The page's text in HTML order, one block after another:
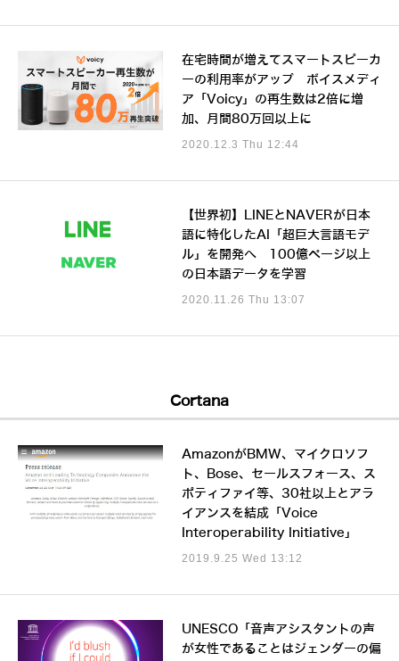
在宅時間が増えてスマートスピーカ
ーの利用率がアップ ボイスメディ
ア「Voicy」の再生数は2倍に増
加、月間80万回以上に
2020.12.3 Thu 12:44
【世界初】LINEとNAVERが日本
語に特化したAI「超巨大言語モデ
ル」を開発へ 100億ページ以上
の日本語データを学習
2020.11.26 Thu 13:07
Cortana
AmazonがBMW、マイクロソフ
ト、Bose、セールスフォース、ス
ポティファイ等、30社以上とアラ
イアンスを結成「Voice
Interoperability Initiative」
2019.9.25 Wed 13:12
UNESCO「音声アシスタントの声
が女性であることはジェンダーの偏